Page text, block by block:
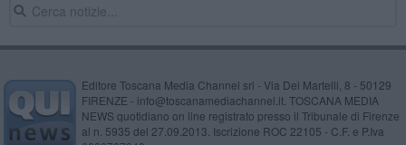
Editore Toscana Media Channel srl - Via Dei Martelli, 8 - 50129
FIRENZE - info@toscanamediachannel.it. TOSCANA MEDIA
NEWS quotidiano on line registrato presso il Tribunale di Firenze
al n. 5935 del 27.09.2013. Iscrizione ROC 22105 - C.F. e P.Iva